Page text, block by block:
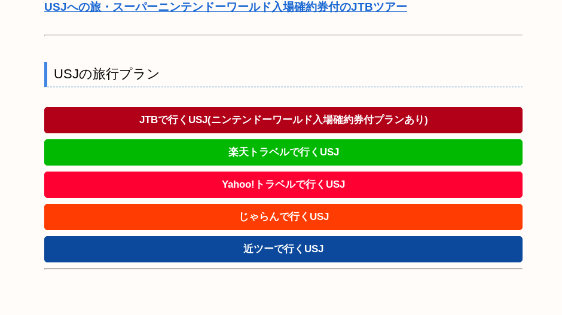
USJへの旅・スーパーニンテンドーワールド入場確約券付のJTBツアー
USJの旅行プラン
JTBで行くUSJ(ニンテンドーワールド入場確約券付プランあり)
楽天トラベルで行くUSJ
Yahoo!トラベルで行くUSJ
じゃらんで行くUSJ
近ツーで行くUSJ